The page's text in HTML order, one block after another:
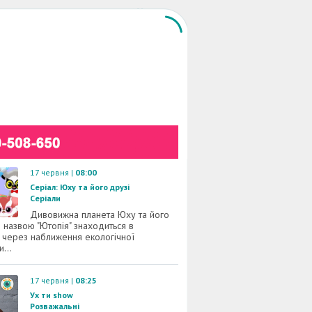
17 червня | 08:00
Серіал: Юху та його друзі
Серіали
Дивовижна планета Юху та його
назвою "Ютопія" знаходиться в
наближення екологічної
17 червня | 08:25
Ух ти show
Розважальні